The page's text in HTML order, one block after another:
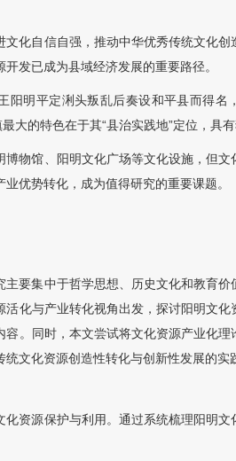
文化自信自强，推动中华优秀传统文化
发已成为县域经济发展的重要路径。
阳明平定浰头叛乱后奏设和平县而得名
大的特色在于其“县治实践地”定位，具
博物馆、阳明文化广场等文化设施，但
优势转化，成为值得研究的重要课题。
主要集中于哲学思想、历史文化和教育
活化与产业转化视角出发，探讨阳明文
。同时，本文尝试将文化资源产业化
文化资源创造性转化与创新性发展的实
化资源保护与利用。通过系统梳理阳明